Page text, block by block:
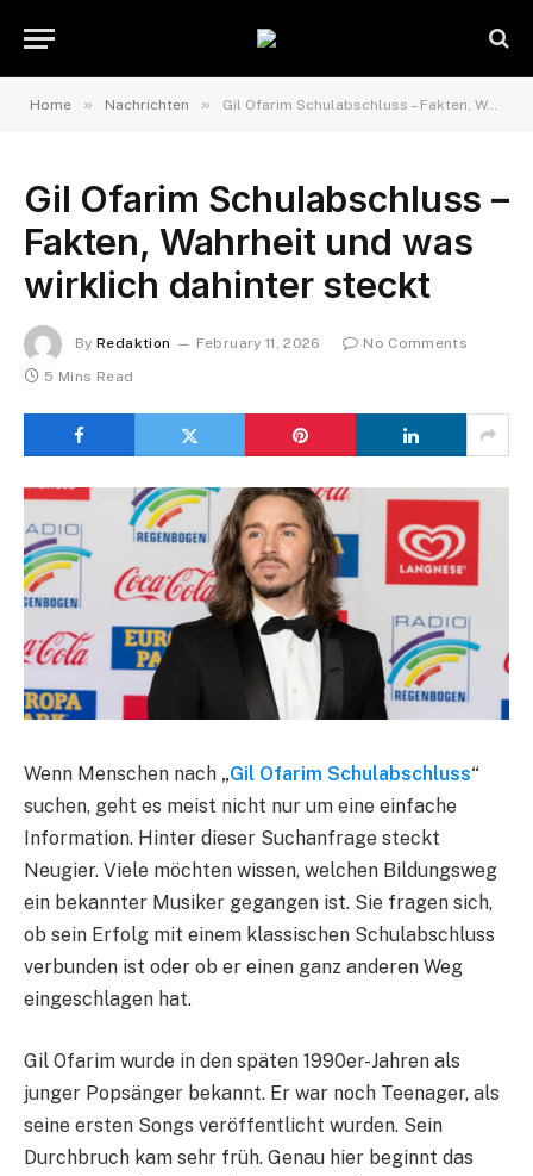
Home » Nachrichten » Gil Ofarim Schulabschluss – Fakten, Wahrheit und was wirklich dahinter steckt
Gil Ofarim Schulabschluss –
Fakten, Wahrheit und was
wirklich dahinter steckt
By Redaktion February 11, 2026
No Comments
5 Mins Read
Wenn Menschen nach „Gil Ofarim Schulabschluss“
suchen, geht es meist nicht nur um eine einfache
Information. Hinter dieser Suchanfrage steckt
Neugier. Viele möchten wissen, welchen Bildungsweg
ein bekannter Musiker gegangen ist. Sie fragen sich,
ob sein Erfolg mit einem klassischen Schulabschluss
verbunden ist oder ob er einen ganz anderen Weg
eingeschlagen hat.
Gil Ofarim wurde in den späten 1990er-Jahren als
junger Popsänger bekannt. Er war noch Teenager, als
seine ersten Songs veröffentlicht wurden. Sein
Durchbruch kam sehr früh. Genau hier beginnt das